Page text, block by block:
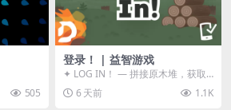
505
登录！ | 益智游戏
✦ LOG IN！ — 拼接原木堆，获取
分数！ ᑕ☲◎ ᑕ☲◎ ᑕ☲◎ ᑕ☲◎ ...
6 天前 1.1K